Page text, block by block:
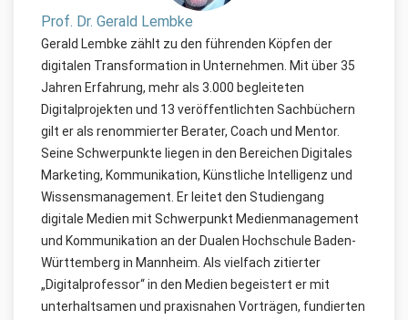
Prof. Dr. Gerald Lembke
Gerald Lembke zählt zu den führenden Köpfen der
digitalen Transformation in Unternehmen. Mit über 35
Jahren Erfahrung, mehr als 3.000 begleiteten
Digitalprojekten und 13 veröffentlichten Sachbüchern
gilt er als renommierter Berater, Coach und Mentor.
Seine Schwerpunkte liegen in den Bereichen Digitales
Marketing, Kommunikation, Künstliche Intelligenz und
Wissensmanagement. Er leitet den Studiengang
digitale Medien mit Schwerpunkt Medienmanagement
und Kommunikation an der Dualen Hochschule Baden-
Württemberg in Mannheim. Als vielfach zitierter
„Digitalprofessor“ in den Medien begeistert er mit
unterhaltsamen und praxisnahen Vorträgen, fundierten